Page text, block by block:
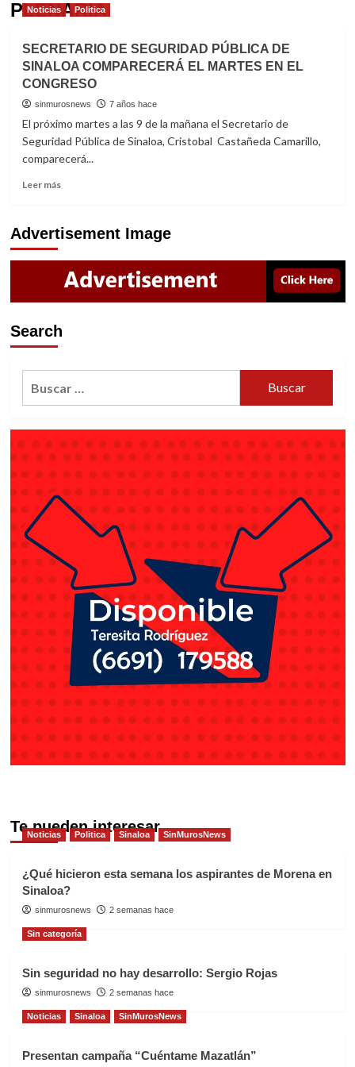
PLENARIA
Noticias Politica
SECRETARIO DE SEGURIDAD PÚBLICA DE
SINALOA COMPARECERÁ EL MARTES EN EL
CONGRESO
sinmurosnews 7 años hace
El próximo martes a las 9 de la mañana el Secretario de
Seguridad Pública de Sinaloa, Cristobal Castañeda Camarillo,
comparecerá...
Leer másRead
SECRETARIO
DE
SEGURIDAD
PÚBLICA
DE
SINALOA
EL
CONGRESO
Advertisement Image
Search
Te pueden interesar
Noticias Politica Sinaloa SinMurosNews
¿Qué hicieron esta semana los aspirantes de Morena en
Sinaloa?
sinmurosnews 2 semanas hace
Sin categoría
Sin seguridad no hay desarrollo: Sergio Rojas
sinmurosnews 2 semanas hace
Noticias Sinaloa SinMurosNews
Presentan campaña “Cuéntame Mazatlán”